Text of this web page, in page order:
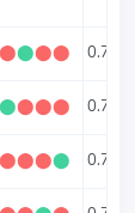
⬤⬤⬤⬤ 0.75
⬤⬤⬤⬤ 0.75
⬤⬤⬤⬤ 0.75